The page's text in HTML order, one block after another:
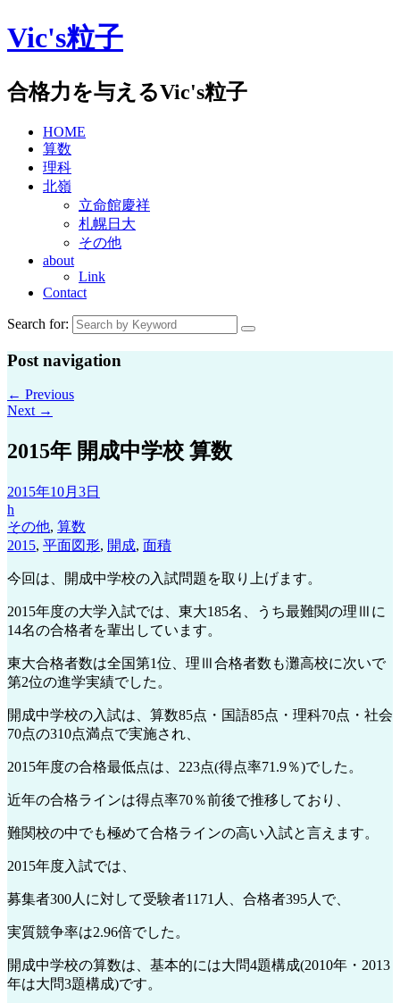
Skip
to
Vic's粒子
合格力を与えるVic's粒子
HOME
算数
理科
北嶺
立命館慶祥
札幌日大
その他
about
Link
Contact
Search for:
Post navigation
← Previous
Next →
2015年 開成中学校 算数
2015年10月3日
h
その他, 算数
2015, 平面図形, 開成, 面積
今回は、開成中学校の入試問題を取り上げます。
2015年度の大学入試では、東大185名、うち最難関の理Ⅲに
14名の合格者を輩出しています。
東大合格者数は全国第1位、理Ⅲ合格者数も灘高校に次いで
第2位の進学実績でした。
開成中学校の入試は、算数85点・国語85点・理科70点・社会
70点の310点満点で実施され、
2015年度の合格最低点は、223点(得点率71.9％)でした。
近年の合格ラインは得点率70％前後で推移しており、
難関校の中でも極めて合格ラインの高い入試と言えます。
2015年度入試では、
募集者300人に対して受験者1171人、合格者395人で、
実質競争率は2.96倍でした。
開成中学校の算数は、基本的には大問4題構成(2010年・2013
年は大問3題構成)です。